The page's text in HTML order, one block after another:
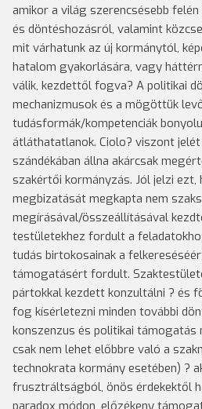
amikor a világ szerencsésebb
és döntéshozásról, valamint
mit várhatunk az új kormánytól,
hatalom gyakorlására, vagy
válik, kezdettől fogva? A politikai
mechanizmusok és a mögöttük
tudásformák/kompetenciák
átláthatatlanok. Ciolo? viszont
szándékában állna akárcsak
szakértői kormányzás. Jól jelzi ezt,
megbizatását megkapta nem
megírásával/összeállításával
testületekhez fordult a
tudás birtokosainak a
támogatásért fordult.
pártokkal kezdett konzultálni ? és
fog kísérletezni minden további
konszenzus és politikai
csak nem lehet előbbre való a
technokrata kormány esetében) ?
frusztráltságból, önös érdekektől
paradox módon, előzékeny